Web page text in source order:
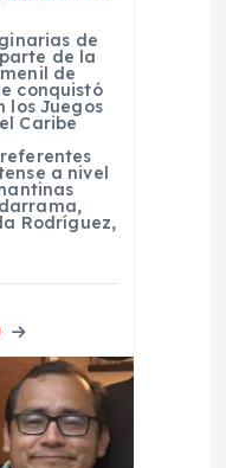
de
de la
de
conquistó
los Juegos
Caribe
a nivel
Rodríguez,